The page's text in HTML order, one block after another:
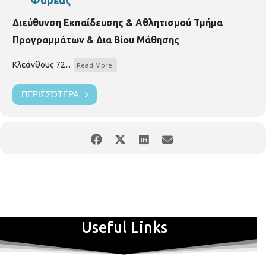
ελεύθερης μετακίνησης και προσβασιμότητας.Ταυτόχρονα,
παρουσιάζουν την ανάγκη της πράσινης μετακίνησης, του καθαρού
αέρα και της σωστής λειτουργίας των πόλεων.
Θεσσαλονίκης και συγκεκριμένα το 31ο Γυμνάσιο Θεσσαλονίκης, το
6ο Γυμνάσιο Θεσσαλονίκης, το Γυμνάσιο Μυγδονίας και το
Είσοδος
Διεύθυνση Εκπαίδευσης & Αθλητισμού Τμήμα
Προγραμμάτων & Δια Βίου Μάθησης
Κλεάνθους 72... Read More.
ΠΕΡΙΣΣΌΤΕΡΑ
Useful Links